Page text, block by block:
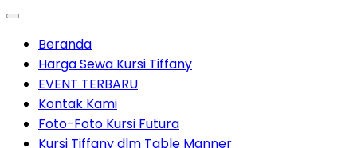
Beranda
Harga Sewa Kursi Tiffany
EVENT TERBARU
Kontak Kami
Foto-Foto Kursi Futura
Kursi Tiffany dlm Table Manner